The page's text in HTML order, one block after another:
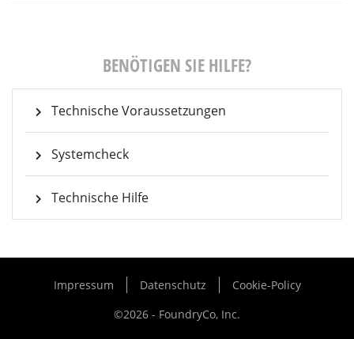
BENÖTIGEN SIE HILFE?
Technische Voraussetzungen
Systemcheck
Technische Hilfe
Impressum Datenschutz
Cookie-Policy
©2026 - FoundryCo, Inc.